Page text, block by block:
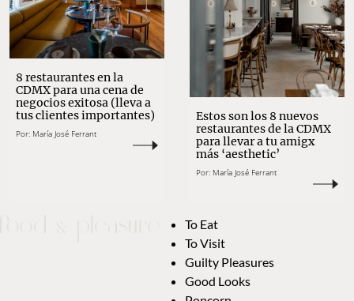
8 restaurantes en la
CDMX para una cena de
negocios exitosa (lleva a
tus clientes importantes)
Por: María José Ferrant
Estos son los 8 nuevos
restaurantes de la CDMX
para llevar a tu amigx
más ‘aesthetic’
Por: María José Ferrant
To Eat
To Visit
Guilty Pleasures
Good Looks